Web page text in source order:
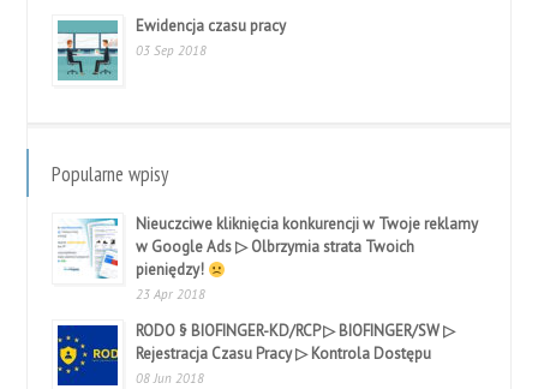
Ewidencja czasu pracy
03 Sep 2018
Popularne wpisy
Nieuczciwe kliknięcia konkurencji w Twoje reklamy
w Google Ads ▷ Olbrzymia strata Twoich
pieniędzy!
23 Apr 2018
RODO § BIOFINGER-KD/RCP ▷ BIOFINGER/SW ▷
Rejestracja Czasu Pracy ▷ Kontrola Dostępu
08 Jun 2018